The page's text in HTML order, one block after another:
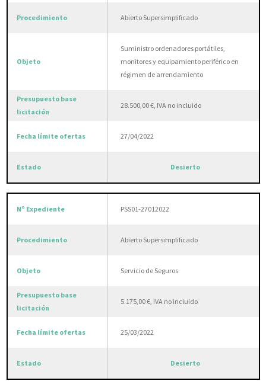
Abierto Supersimplificado
Suministro ordenadores portátiles,
monitores y equipamiento periférico en
régimen de arrendamiento
28.500,00 €, IVA no incluido
27/04/2022
Desierto
PSS01-27012022
Abierto Supersimplificado
Servicio de Seguros
5.175,00 €, IVA no incluido
25/03/2022
Desierto